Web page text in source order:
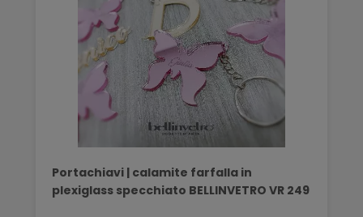
Portachiavi | calamite farfalla in
plexiglass specchiato BELLINVETRO VR 249